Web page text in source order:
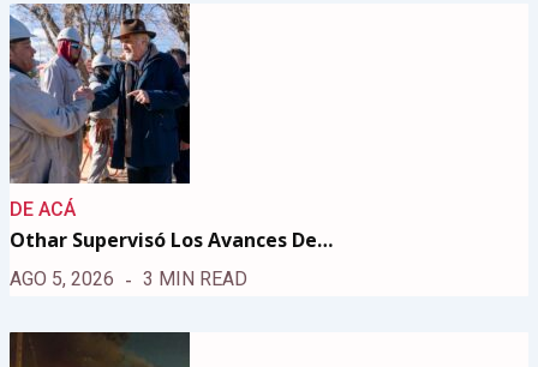
DE ACÁ
Othar Supervisó Los Avances De…
AGO 5, 2026 3 MIN READ